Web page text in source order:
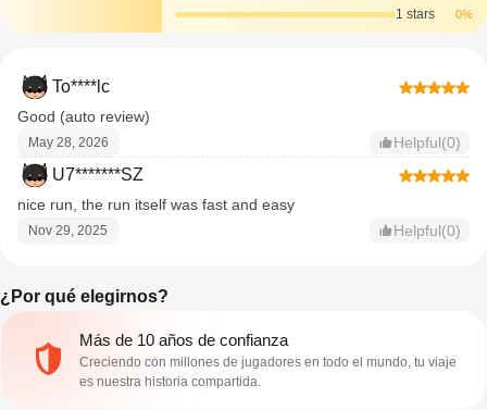
1 stars 0%
To****lc
Good (auto review)
May 28, 2026 Helpful(0)
U7*******SZ
nice run, the run itself was fast and easy
Nov 29, 2025 Helpful(0)
¿Por qué elegirnos?
Más de 10 años de confianza
Creciendo con millones de jugadores en todo el mundo, tu viaje
es nuestra historia compartida.